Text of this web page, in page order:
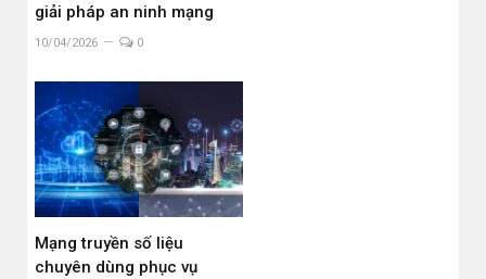
giải pháp an ninh mạng
10/04/2026 0
Mạng truyền số liệu
chuyên dùng phục vụ